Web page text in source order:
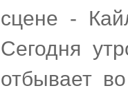
сцене -
Сегодня
отбывает